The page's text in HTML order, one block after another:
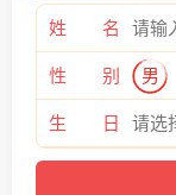
姓 名
性 别 男
生 日